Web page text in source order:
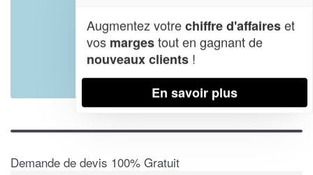
| Map data ©OpenStreetMap contributors,
Demande de devis 100% Gratuit
Augmentez votrechiffre d'affaireset
vos margestout en gagnant de
nouveaux clients !
En savoir plus